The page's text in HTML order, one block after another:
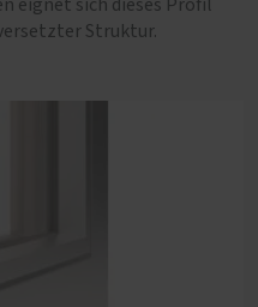
eignet sich dieses Profil
Struktur.